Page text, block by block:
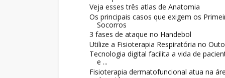
Veja esses três atlas de Anatomia
Os principais casos que exigem os
Socorros
3 fases de ataque no Handebol
Utilize a Fisioterapia Respiratória no
Tecnologia digital facilita a vida de
e ...
Fisioterapia dermatofuncional atua na